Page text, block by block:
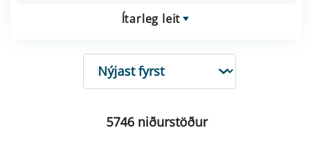
Ítarleg leit
RÖÐUN
5746 niðurstöður